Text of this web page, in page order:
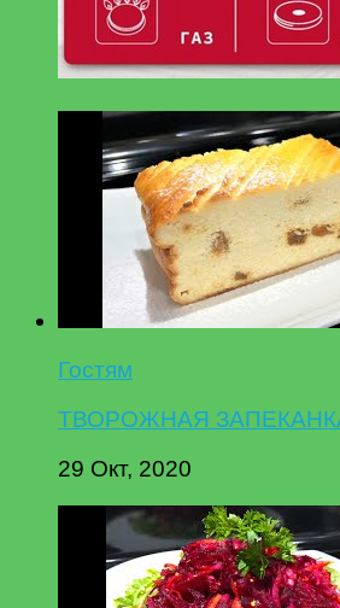
Гостям
ТВОРОЖНАЯ ЗАПЕКАНКА
29 Окт, 2020